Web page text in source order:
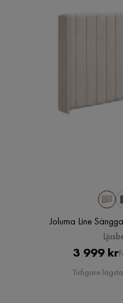
Joluma Line
3 999 kr
Tidigare